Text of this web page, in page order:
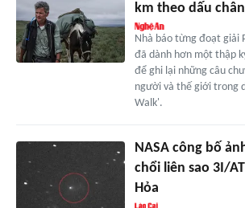
km theo dấu
Nhà báo từng đoạt giải
đã dành hơn một thập
để ghi lại những câu
người và thế giới trong
Walk'.
NASA công bố
chổi liên sao 3I/
Hỏa